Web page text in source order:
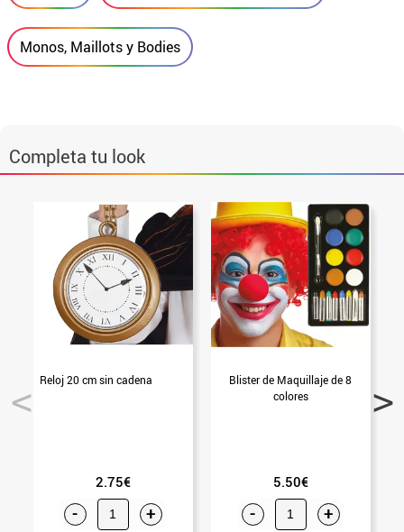
Monos, Maillots y Bodies
Completa tu look
Reloj 20 cm sin cadena
2.75€
- +
Blister de Maquillaje de 8
colores
5.50€
- +